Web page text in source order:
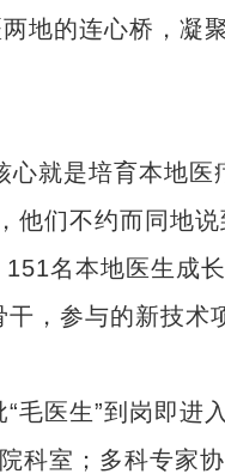
地的连心桥，凝
就是培育本地医
他们不约而同地说
名本地医生成
，参与的新技术
医生”到岗即进
科室；多科专家